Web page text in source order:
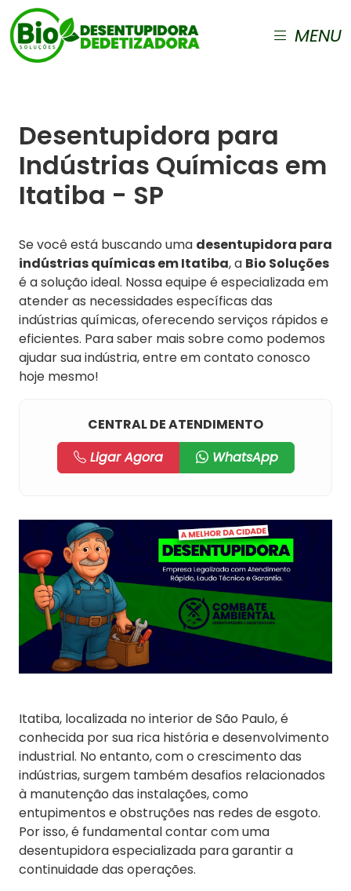
MENU
Desentupidora para
Indústrias Químicas em
Itatiba - SP
Se você está buscando uma desentupidora para
indústrias químicas em Itatiba, a Bio Soluções
é a solução ideal. Nossa equipe é especializada em
atender as necessidades específicas das
indústrias químicas, oferecendo serviços rápidos e
eficientes. Para saber mais sobre como podemos
ajudar sua indústria, entre em contato conosco
hoje mesmo!
CENTRAL DE ATENDIMENTO
Ligar Agora
WhatsApp
Itatiba, localizada no interior de São Paulo, é
conhecida por sua rica história e desenvolvimento
industrial. No entanto, com o crescimento das
indústrias, surgem também desafios relacionados
à manutenção das instalações, como
entupimentos e obstruções nas redes de esgoto.
Por isso, é fundamental contar com uma
desentupidora especializada para garantir a
continuidade das operações.